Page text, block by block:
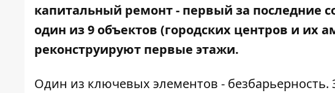
капитальный ремонт - первый за последние
один из 9 объектов (городских центров и их
реконструируют первые этажи.
Один из ключевых элементов -